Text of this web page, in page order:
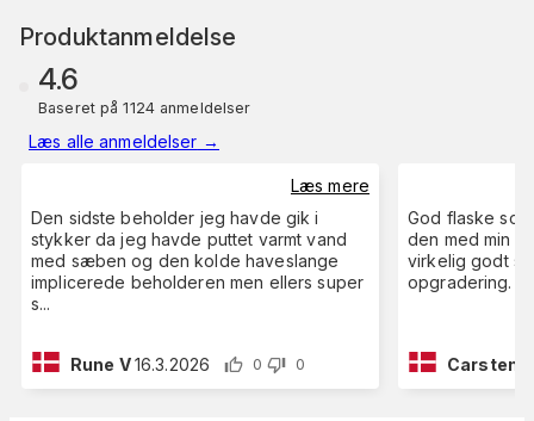
Produktanmeldelse
4.6
Baseret på 1124 anmeldelser
Læs alle anmeldelser →
Læs mere
Den sidste beholder jeg havde gik i
stykker da jeg havde puttet varmt vand
med sæben og den kolde haveslange
implicerede beholderen men ellers super
s...
Rune V16.3.2026 0 0
God flaske
den med min
virkelig godt
opgradering.
Carsten